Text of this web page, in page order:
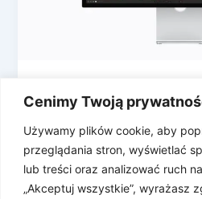
Cenimy Twoją
Używamy plików cookie, aby
przeglądania stron, wyświetlać
lub treści oraz analizować ruch
„Akceptuj wszystkie”, wyrażasz
Studio Displays i
Apple kontynuuje ciąg
poniedziałkowych wieściach
przyszedł czas na większe i
[…]